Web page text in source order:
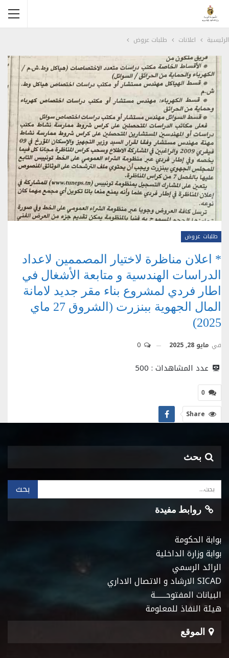
الرئيسية اعلانات طلبات عروض
طلبات عروض
* اعلان مناظرة لاختيار المصممين لاعداد
الدراسات الهندسية و متابعة الأشغال في
اطار فردي لمشروع بناء مقر جديد لامانة
المال الجهوية ببنزرت (الشروق 27 ماي
2025)
في مايو 28, 2025
عدد المشاهدات : 500
0
Share
بحث
روابط مفيدة
بوابة الحكومة
بوابة وزارة الداخلية
الرائد الرسمي
SICAD الارشاد و الاتصال الاداري
البيانات المفتوحـــــــة
هيئة النفاذ للمعلومة
الموقع